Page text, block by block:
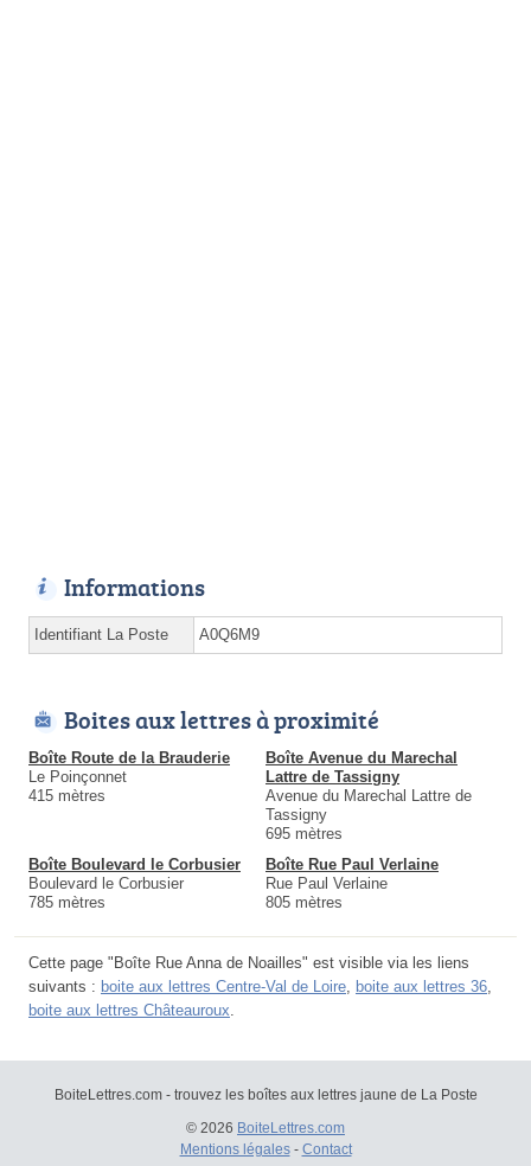
Informations
Identifiant La Poste A0Q6M9
Boites aux lettres à proximité
Boîte Route de la Brauderie
Le Poinçonnet
415 mètres
Boîte Avenue du Marechal
Lattre de Tassigny
Avenue du Marechal Lattre de
Tassigny
695 mètres
Boîte Boulevard le Corbusier
Boulevard le Corbusier
785 mètres
Boîte Rue Paul Verlaine
Rue Paul Verlaine
805 mètres
Cette page "Boîte Rue Anna de Noailles" est visible via les liens
suivants : boite aux lettres Centre-Val de Loire boite aux lettres 36
boite aux lettres Châteauroux
BoiteLettres.com - trouvez les boîtes aux lettres jaune de La Poste
© 2026 BoiteLettres.com
Mentions légales- Contact